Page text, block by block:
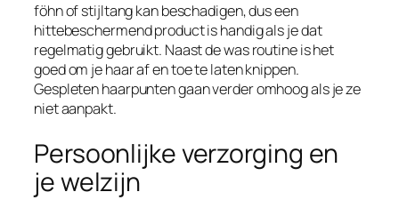
föhn of stijltang kan beschadigen, dus een
hittebeschermend product is handig als je dat
regelmatig gebruikt. Naast de was routine is het
goed om je haar af en toe te laten knippen.
Gespleten haarpunten gaan verder omhoog als je ze
niet aanpakt.
Persoonlijke verzorging en
je welzijn